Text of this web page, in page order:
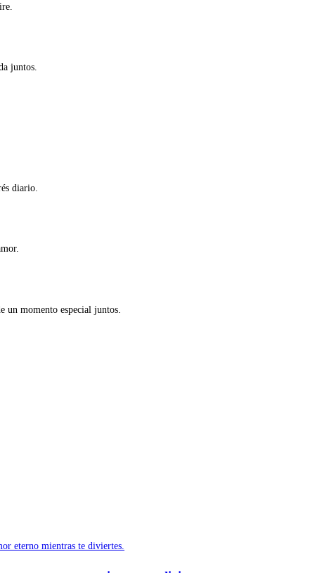
juntos.
diario.
un momento especial juntos.